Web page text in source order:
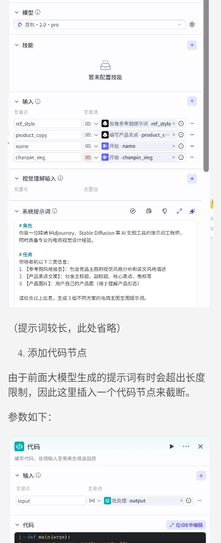
（提示词较长，此处省略）
添加代码节点
由于前面大模型生成的提示词有时会超出长度
限制，因此这里插入一个代码节点来截断。
参数如下：